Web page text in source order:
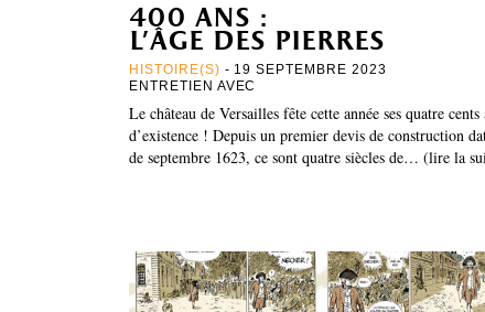
400 ans :
l’âge des pierres
HISTOIRE(S) - 19 SEPTEMBRE 2023
ENTRETIEN AVEC
Le château de Versailles fête cette année ses quatre cents
d’existence ! Depuis un premier devis de construction
de septembre 1623, ce sont quatre siècles de… (lire la